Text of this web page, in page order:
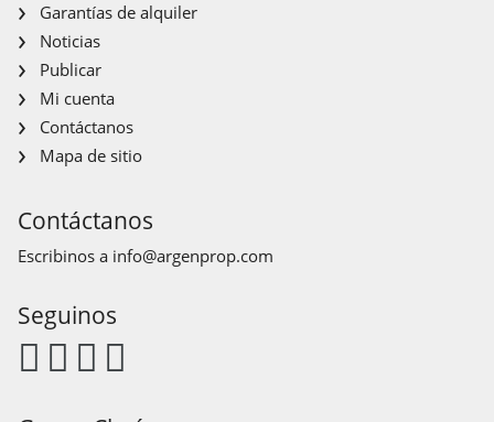
Garantías de alquiler
Noticias
Publicar
Mi cuenta
Contáctanos
Mapa de sitio
Contáctanos
Escribinos a info@argenprop.com
Seguinos